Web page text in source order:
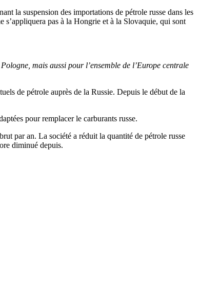
la suspension des importations de pétrole russe dans les
s’appliquera pas à la Hongrie et à la Slovaquie, qui sont
mais aussi pour l’ensemble de l’Europe centrale
de pétrole auprès de la Russie. Depuis le début de la
pour remplacer le carburants russe.
par an. La société a réduit la quantité de pétrole russe
diminué depuis.